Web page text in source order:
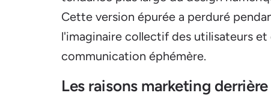
Cette version épurée a perduré
l'imaginaire collectif des utilisateurs
communication éphémère.
Les raisons marketing